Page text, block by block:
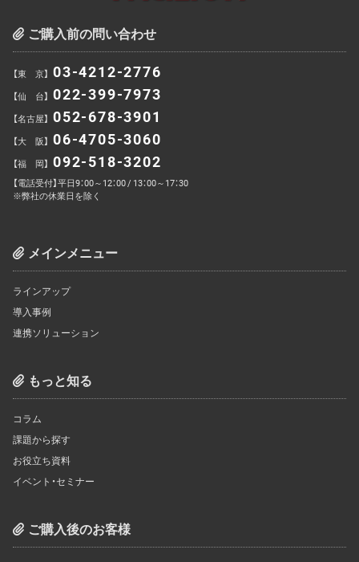
ご購入前の問い合わせ
【東 京】 03-4212-2776
【仙 台】 022-399-7973
【名古屋】 052-678-3901
【大 阪】 06-4705-3060
【福 岡】 092-518-3202
【電話受付】平日9：00～12：00 / 13：00～17：30
※弊社の休業日を除く
メインメニュー
ラインアップ
導入事例
連携ソリューション
もっと知る
コラム
課題から探す
お役立ち資料
イベント・セミナー
ご購入後のお客様